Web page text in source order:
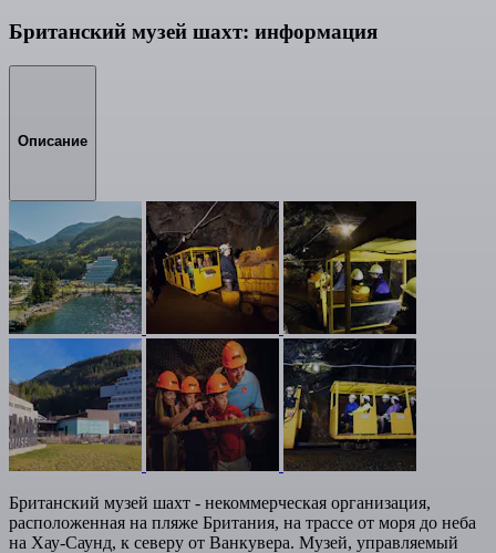
Британский музей шахт: информация
Описание
Британский музей шахт - некоммерческая организация,
расположенная на пляже Британия, на трассе от моря до неба
на Хау-Саунд, к северу от Ванкувера. Музей, управляемый